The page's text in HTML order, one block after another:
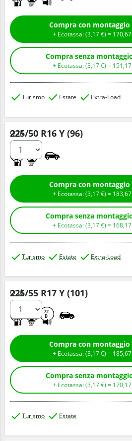
+ Ecotassa: (3,17€ ) = 170,67
+ Ecotassa: (3,17€ ) = 151,17
Turismo Estate Extra-Load
225/50 R16 Y (96)
Q.tà
+ Ecotassa: (3,17€ ) = 183,67
+ Ecotassa: (3,17€ ) = 168,17
Turismo Estate Extra-Load
225/55 R17 Y (101)
72
B
Q.tà
+ Ecotassa: (3,17€ ) = 185,67
+ Ecotassa: (3,17€ ) = 170,17
Turismo Estate